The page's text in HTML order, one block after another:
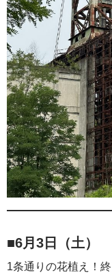
■6月3日（土）
1条通りの花植え！